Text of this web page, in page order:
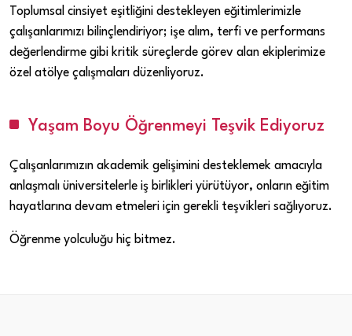
Toplumsal cinsiyet eşitliğini destekleyen eğitimlerimizle
çalışanlarımızı bilinçlendiriyor; işe alım, terfi ve performans
değerlendirme gibi kritik süreçlerde görev alan ekiplerimize
özel atölye çalışmaları düzenliyoruz.
Yaşam Boyu Öğrenmeyi Teşvik Ediyoruz
Çalışanlarımızın akademik gelişimini desteklemek amacıyla
anlaşmalı üniversitelerle iş birlikleri yürütüyor, onların eğitim
hayatlarına devam etmeleri için gerekli teşvikleri sağlıyoruz.
Öğrenme yolculuğu hiç bitmez.